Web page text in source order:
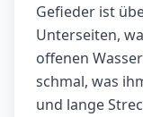
Gefieder ist
Unterseiten,
offenen
schmal, was
und lange